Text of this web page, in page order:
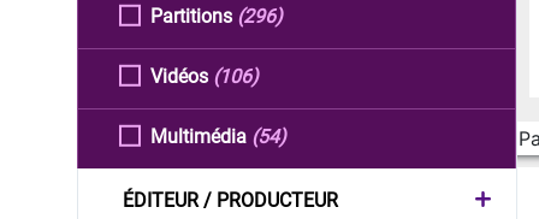
Partitions (296)
Vidéos (106)
Multimédia (54)
ÉDITEUR / PRODUCTEUR